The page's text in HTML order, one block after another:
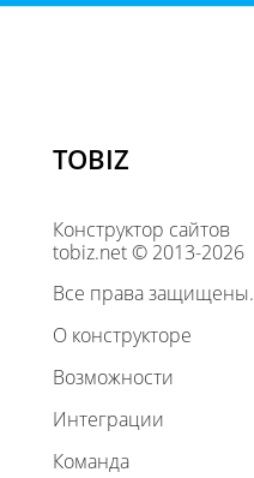
TOBIZ
Конструктор сайтов
tobiz.net © 2013-2026
Все права защищены.
О конструкторе
Возможности
Интеграции
Команда